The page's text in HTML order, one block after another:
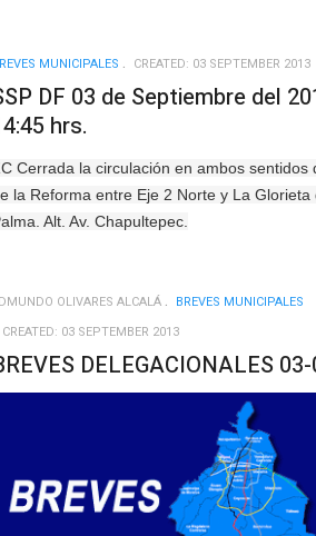
MUNICIPALES CREATED: 03 SEPTEMBER 2013
DF 03 de Septiembre del
hrs.
Cerrada la circulación en ambos sentidos
la Reforma entre Eje 2 Norte y La Glorieta
Alt. Av. Chapultepec.
OLIVARES ALCALÁ
BREVES MUNICIPALES
CREATED: 03 SEPTEMBER 2013
DELEGACIONALES